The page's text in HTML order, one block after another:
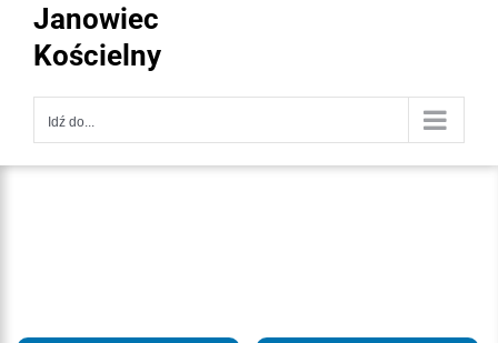
Janowiec
Kościelny
Idź do...